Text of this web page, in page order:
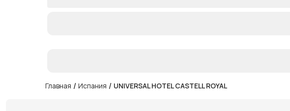
Главная / Испания / UNIVERSAL HOTEL CASTELL ROYAL